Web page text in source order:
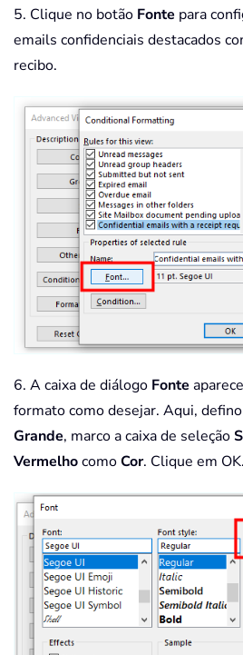
5. Clique no botão Fonte para
emails confidenciais destacados
recibo.
6. A caixa de diálogo Fonte
formato como desejar. Aqui,
Grande, marco a caixa de seleção
VermelhocomoCor. Clique em OK.